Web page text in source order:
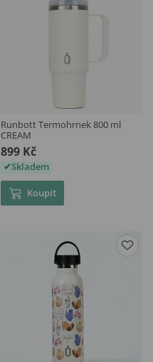
Runbott Termohrnek 800 ml
CREAM
899 Kč
Skladem
Koupit